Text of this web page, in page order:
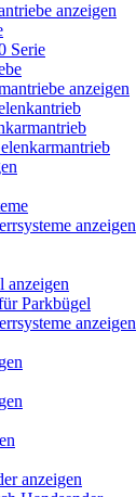
anzeigen
Serie
anzeigen
anzeigen
anzeigen
Parkbügel
anzeigen
anzeigen